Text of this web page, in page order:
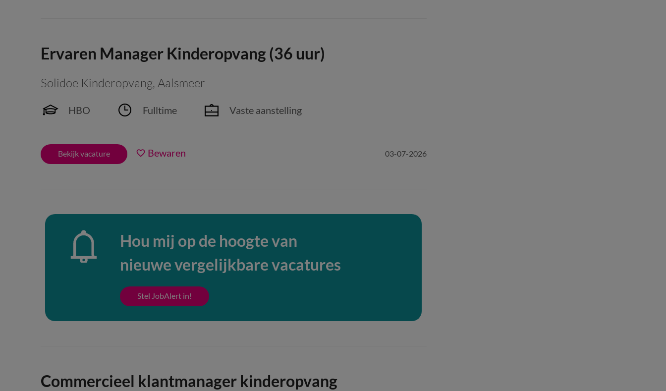
Ervaren Manager Kinderopvang (36 uur)
Solidoe Kinderopvang, Aalsmeer
HBO Fulltime Vaste aanstelling
Bekijk vacature Bewaren 03-07-2026
Hou mij op de hoogte van
nieuwe vergelijkbare vacatures
Stel JobAlert in!
Commercieel klantmanager kinderopvang